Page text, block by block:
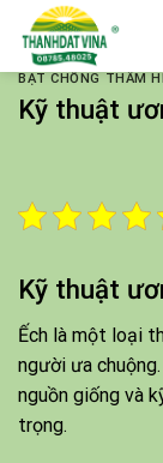
content
BẠT CHỐNG THẤM
Kỹ thuật
Kỹ thuật
Ếch là một loại
người ưa
nguồn giống và
trọng.